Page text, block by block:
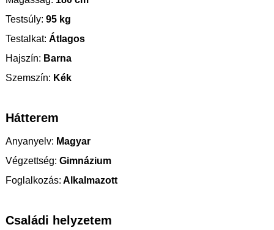
Testsúly: 95 kg
Testalkat: Átlagos
Hajszín: Barna
Szemszín: Kék
Hátterem
Anyanyelv: Magyar
Végzettség: Gimnázium
Foglalkozás: Alkalmazott
Családi helyzetem